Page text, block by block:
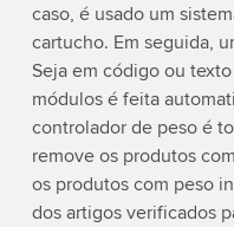
caso, é usado um
cartucho. Em seguida,
Seja em código ou
módulos é feita
controlador de peso é
remove os produtos
os produtos com peso
dos artigos verificados